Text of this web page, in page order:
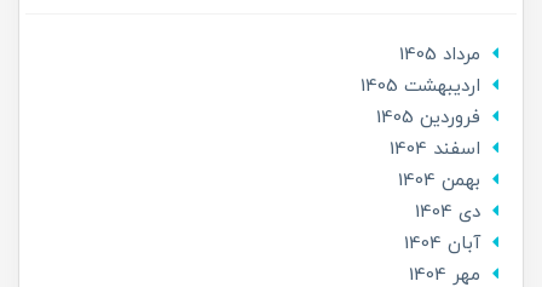
مرداد 1405
ارديبهشت 1405
فروردین 1405
اسفند 1404
بهمن 1404
دی 1404
آبان 1404
مهر 1404